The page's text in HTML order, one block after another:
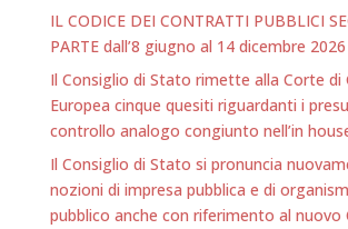
IL CODICE DEI CONTRATTI PUBBLICI
PARTE dall’8 giugno al 14 dicembre 2026
Il Consiglio di Stato rimette alla Corte di
Europea cinque quesiti riguardanti i
controllo analogo congiunto nell’in
Il Consiglio di Stato si pronuncia
nozioni di impresa pubblica e di
pubblico anche con riferimento al nuovo